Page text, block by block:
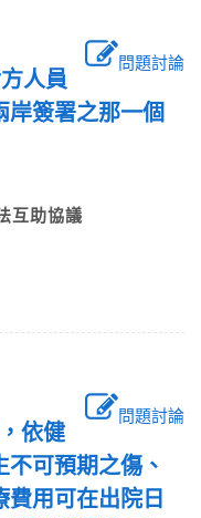
問題討論
人員
簽署之那一個
互助協議
問題討論
依健
可預期之傷、
用可在出院日